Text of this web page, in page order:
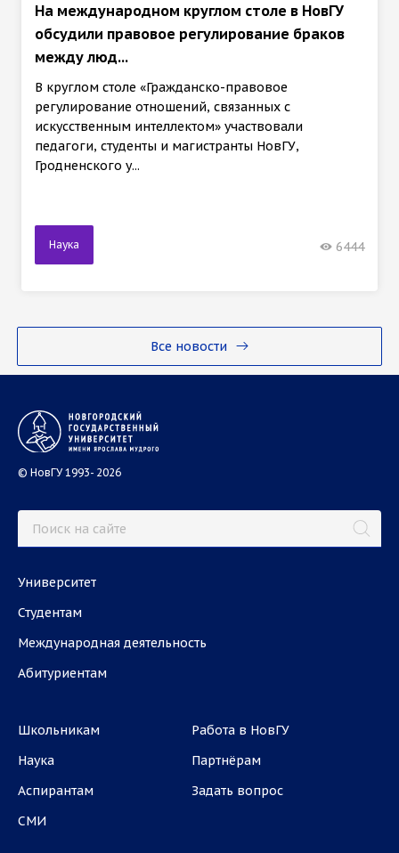
Все новости
На международном круглом столе в НовГУ
обсудили правовое регулирование браков
между люд...
В круглом столе «Гражданско-правовое
регулирование отношений, связанных с
искусственным интеллектом» участвовали
педагоги, студенты и магистранты НовГУ,
Гродненского у...
Наука 6444
© НовГУ 1993- 2026
Университет
Студентам
Международная деятельность
Абитуриентам
Школьникам
Наука
Аспирантам
СМИ
Работа в НовГУ
Партнёрам
Задать вопрос